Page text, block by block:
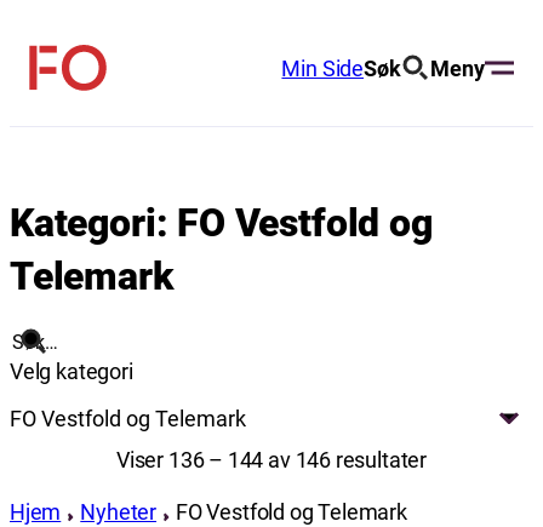
innhold
FO
Min SideSøk Meny
Kategori: FO Vestfold og
Telemark
Søk
Velg kategori
FO Vestfold og Telemark
Viser 136 – 144 av 146 resultater
Hjem Nyheter FO Vestfold og Telemark